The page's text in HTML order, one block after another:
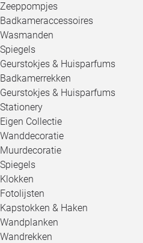
Zeeppompjes
Badkameraccessoires
Wasmanden
Spiegels
Geurstokjes & Huisparfums
Badkamerrekken
Geurstokjes & Huisparfums
Stationery
Eigen Collectie
Wanddecoratie
Muurdecoratie
Spiegels
Klokken
Fotolijsten
Kapstokken & Haken
Wandplanken
Wandrekken